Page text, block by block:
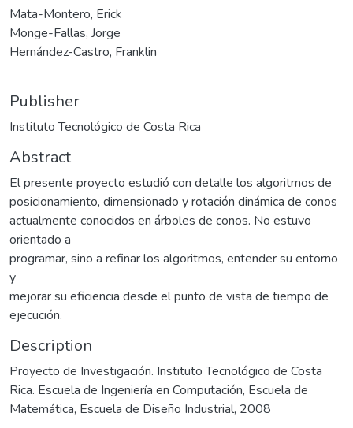
Mata-Montero, Erick
Monge-Fallas, Jorge
Hernández-Castro, Franklin
Publisher
Instituto Tecnológico de Costa Rica
Abstract
El presente proyecto estudió con detalle los algoritmos de
posicionamiento, dimensionado y rotación dinámica de conos
actualmente conocidos en árboles de conos. No estuvo
orientado a
programar, sino a refinar los algoritmos, entender su entorno
y
mejorar su eficiencia desde el punto de vista de tiempo de
ejecución.
Description
Proyecto de Investigación. Instituto Tecnológico de Costa
Rica. Escuela de Ingeniería en Computación, Escuela de
Matemática, Escuela de Diseño Industrial, 2008